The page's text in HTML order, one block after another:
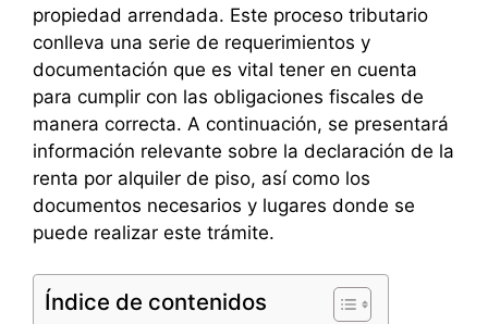
propiedad arrendada. Este proceso tributario
conlleva una serie de requerimientos y
documentación que es vital tener en cuenta
para cumplir con las obligaciones fiscales de
manera correcta. A continuación, se presentará
información relevante sobre la declaración de la
renta por alquiler de piso, así como los
documentos necesarios y lugares donde se
puede realizar este trámite.
Índice de contenidos